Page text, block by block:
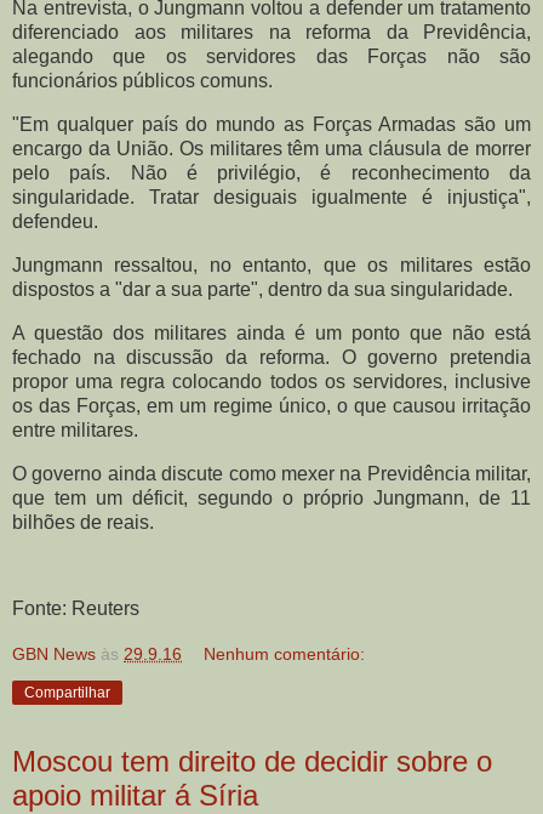
Na entrevista, o Jungmann voltou a defender um tratamento
diferenciado aos militares na reforma da Previdência,
alegando que os servidores das Forças não são
funcionários públicos comuns.
"Em qualquer país do mundo as Forças Armadas são um
encargo da União. Os militares têm uma cláusula de morrer
pelo país. Não é privilégio, é reconhecimento da
singularidade. Tratar desiguais igualmente é injustiça",
defendeu.
Jungmann ressaltou, no entanto, que os militares estão
dispostos a "dar a sua parte", dentro da sua singularidade.
A questão dos militares ainda é um ponto que não está
fechado na discussão da reforma. O governo pretendia
propor uma regra colocando todos os servidores, inclusive
os das Forças, em um regime único, o que causou irritação
entre militares.
O governo ainda discute como mexer na Previdência militar,
que tem um déficit, segundo o próprio Jungmann, de 11
bilhões de reais.
Fonte: Reuters
GBN News às 29.9.16 Nenhum comentário:
Compartilhar
Moscou tem direito de decidir sobre o
apoio militar á Síria